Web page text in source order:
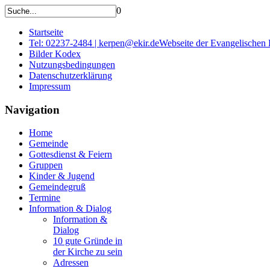
0
Startseite
Tel: 02237-2484 | kerpen@ekir.deWebseite der
Bilder Kodex
Nutzungsbedingungen
Datenschutzerklärung
Impressum
Navigation
Home
Gemeinde
Gottesdienst & Feiern
Gruppen
Kinder & Jugend
Gemeindegruß
Termine
Information & Dialog
Information &
Dialog
10 gute Gründe in
der Kirche zu sein
Adressen